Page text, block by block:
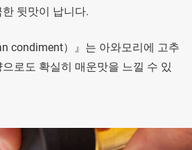
뒷맛이 납니다.
condiment）』는 아와모리에 고추
로도 확실히 매운맛을 느낄 수 있